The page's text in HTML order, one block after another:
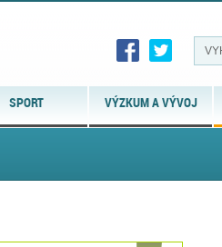
SPORT VÝZKUM A VÝVOJ